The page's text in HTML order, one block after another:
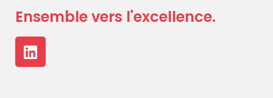
Ensemble vers l'excellence.